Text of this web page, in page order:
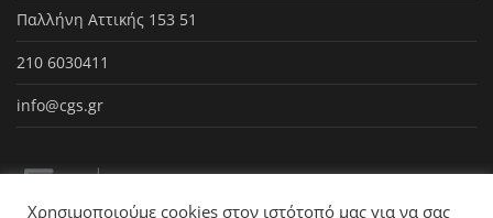
Παλλήνη Αττικής 153 51
210 6030411
info@cgs.gr
Χρησιμοποιούμε cookies στον ιστότοπό μας για να σας